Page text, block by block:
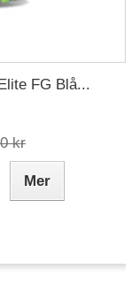
FG Blå...
kr
Mer